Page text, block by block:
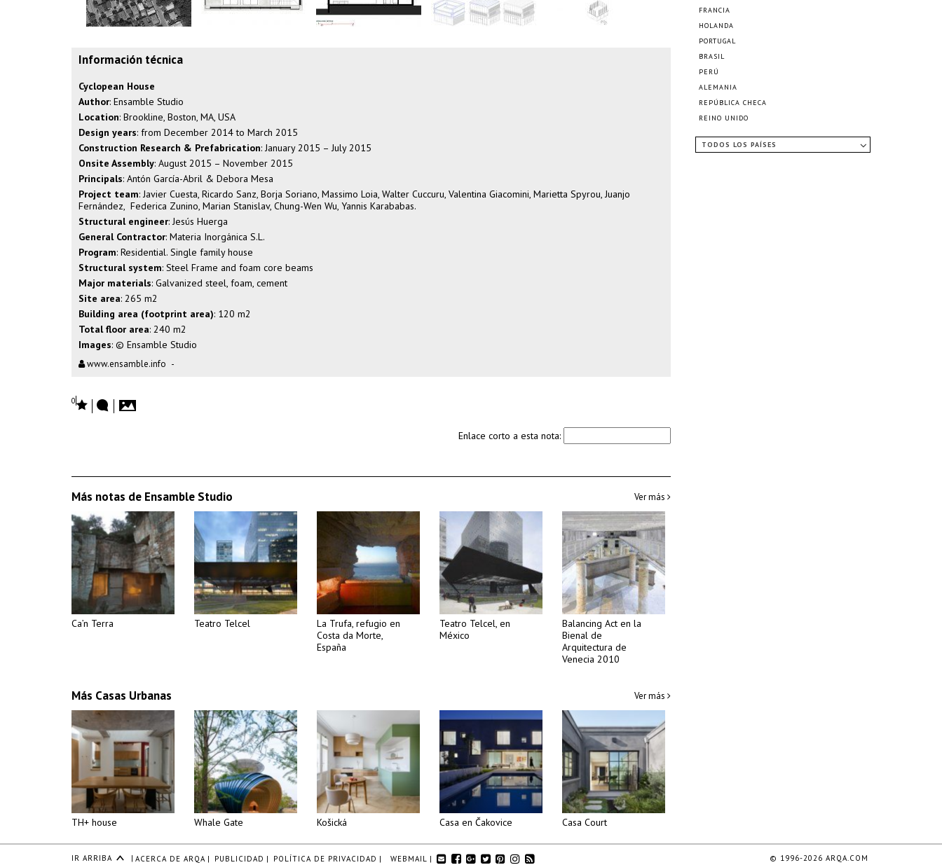
Información técnica
Cyclopean House
Author: Ensamble Studio
Location: Brookline, Boston, MA, USA
Design years: from December 2014 to March 2015
Construction Research & Prefabrication: January 2015 – July 2015
Onsite Assembly: August 2015 – November 2015
Principals: Antón García-Abril & Debora Mesa
Project team: Javier Cuesta, Ricardo Sanz, Borja Soriano, Massimo Loia, Walter Cuccuru, Valentina Giacomini, Marietta Spyrou, Juanjo
Fernández, Federica Zunino, Marian Stanislav, Chung-Wen Wu, Yannis Karababas.
Structural engineer: Jesús Huerga
General Contractor: Materia Inorgánica S.L.
Program: Residential. Single family house
Structural system: Steel Frame and foam core beams
Major materials: Galvanized steel, foam, cement
Site area: 265 m2
Building area (footprint area): 120 m2
Total floor area: 240 m2
Images: © Ensamble Studio
www.ensamble.info -
0
Enlace corto a esta nota:
Más notas de Ensamble Studio Ver más
Ca’n Terra Teatro Telcel
La Trufa, refugio en
Costa da Morte,
España
Teatro Telcel, en
México
Balancing Act en la
Bienal de
Arquitectura de
Venecia 2010
Más Casas Urbanas Ver más
TH+ house Whale Gate Košická Casa en Čakovice Casa Court
FRANCIA
HOLANDA
PORTUGAL
BRASIL
PERÚ
ALEMANIA
REPÚBLICA CHECA
REINO UNIDO
TODOS LOS PAÍSES
IR ARRIBA | ACERCA DE ARQA | PUBLICIDAD | POLÍTICA DE PRIVACIDAD | WEBMAIL | © 1996-2026 ARQA.COM